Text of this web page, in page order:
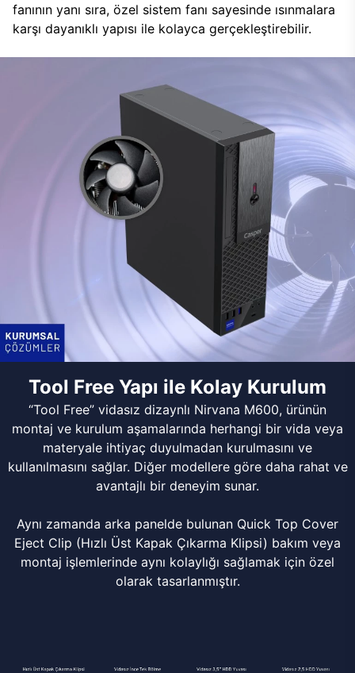
fanının yanı sıra, özel sistem fanı sayesinde ısınmalara
karşı dayanıklı yapısı ile kolayca gerçekleştirebilir.
Tool Free Yapı ile Kolay Kurulum
“Tool Free” vidasız dizaynlı Nirvana M600, ürünün
montaj ve kurulum aşamalarında herhangi bir vida veya
materyale ihtiyaç duyulmadan kurulmasını ve
kullanılmasını sağlar. Diğer modellere göre daha rahat ve
avantajlı bir deneyim sunar.
Aynı zamanda arka panelde bulunan Quick Top Cover
Eject Clip (Hızlı Üst Kapak Çıkarma Klipsi) bakım veya
montaj işlemlerinde aynı kolaylığı sağlamak için özel
olarak tasarlanmıştır.